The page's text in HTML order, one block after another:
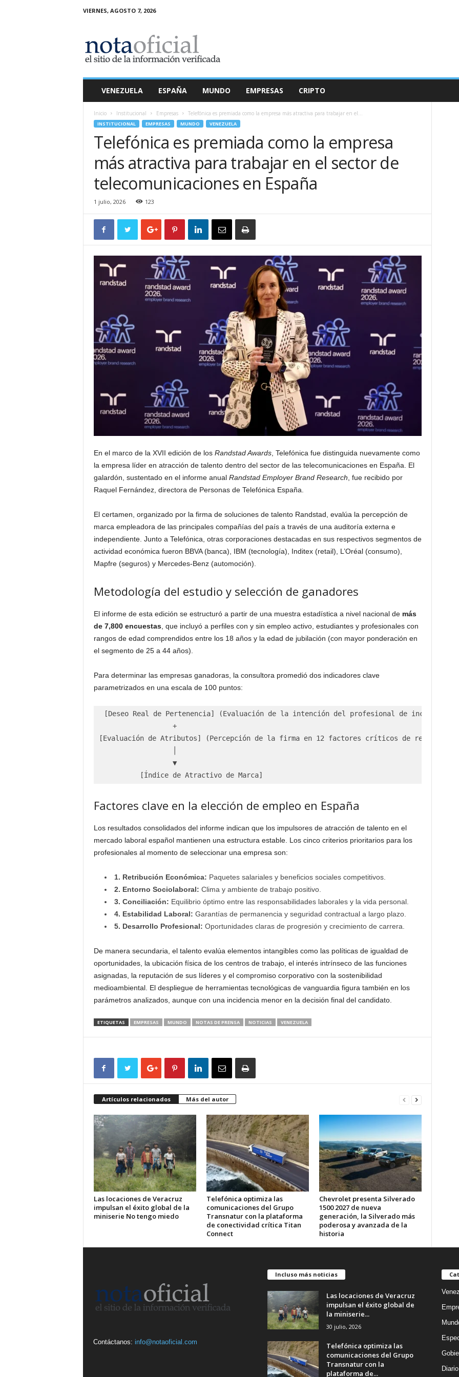
VIERNES, AGOSTO 7, 2026
a
O
VENEZUELA ESPAÑA MUNDO EMPRESAS CRIPTO
Inicio Institucional Empresas Telefónica es premiada como la empresa más atractiva para trabajar en el...
INSTITUCIONAL EMPRESAS MUNDO VENEZUELA
Telefónica es premiada como la empresa
más atractiva para trabajar en el sector de
telecomunicaciones en España
1 julio, 2026 123
En el marco de la XVII edición de los Randstad Awards, Telefónica fue distinguida nuevamente como
la empresa líder en atracción de talento dentro del sector de las telecomunicaciones en España. El
galardón, sustentado en el informe anual Randstad Employer Brand Research , fue recibido por
Raquel Fernández, directora de Personas de Telefónica España.
El certamen, organizado por la firma de soluciones de talento Randstad, evalúa la percepción de
marca empleadora de las principales compañías del país a través de una auditoría externa e
independiente. Junto a Telefónica, otras corporaciones destacadas en sus respectivos segmentos de
actividad económica fueron BBVA (banca), IBM (tecnología), Inditex (retail), L’Oréal (consumo),
Mapfre (seguros) y Mercedes-Benz (automoción).
Metodología del estudio y selección de ganadores
El informe de esta edición se estructuró a partir de una muestra estadística a nivel nacional de más
de 7,800 encuestas, que incluyó a perfiles con y sin empleo activo, estudiantes y profesionales con
rangos de edad comprendidos entre los 18 años y la edad de jubilación (con mayor ponderación en
el segmento de 25 a 44 años).
Para determinar las empresas ganadoras, la consultora promedió dos indicadores clave
parametrizados en una escala de 100 puntos:
[Deseo Real de Pertenencia] (Evaluación de la intención del profesional de
                  +
[Evaluación de Atributos] (Percepción de la firma en 12 factores críticos de retención)
                  ▼
Factores clave en la elección de empleo en España
Los resultados consolidados del informe indican que los impulsores de atracción de talento en el
mercado laboral español mantienen una estructura estable. Los cinco criterios prioritarios para los
profesionales al momento de seleccionar una empresa son:
1. Retribución Económica: Paquetes salariales y beneficios sociales competitivos.
2. Entorno Sociolaboral: Clima y ambiente de trabajo positivo.
3. Conciliación: Equilibrio óptimo entre las responsabilidades laborales y la vida personal.
4. Estabilidad Laboral: Garantías de permanencia y seguridad contractual a largo plazo.
5. Desarrollo Profesional: Oportunidades claras de progresión y crecimiento de carrera.
De manera secundaria, el talento evalúa elementos intangibles como las políticas de igualdad de
oportunidades, la ubicación física de los centros de trabajo, el interés intrínseco de las funciones
asignadas, la reputación de sus líderes y el compromiso corporativo con la sostenibilidad
medioambiental. El despliegue de herramientas tecnológicas de vanguardia figura también en los
parámetros analizados, aunque con una incidencia menor en la decisión final del candidato.
ETIQUETAS EMPRESAS MUNDO NOTAS DE PRENSA NOTICIAS VENEZUELA
Artículos relacionados Más del autor
Las locaciones de Veracruz
impulsan el éxito global de la
miniserie No tengo miedo
Telefónica optimiza las
comunicaciones del Grupo
Transnatur con la plataforma
de conectividad crítica Titan
Connect
Chevrolet presenta Silverado
1500 2027 de nueva
generación, la Silverado más
poderosa y avanzada de la
historia
Contáctanos: info@notaoficial.com
Incluso más noticias
Las locaciones de Veracruz
impulsan el éxito global de
la miniserie...
30 julio, 2026
Telefónica optimiza las
comunicaciones del Grupo
Transnatur con la
plataforma de...